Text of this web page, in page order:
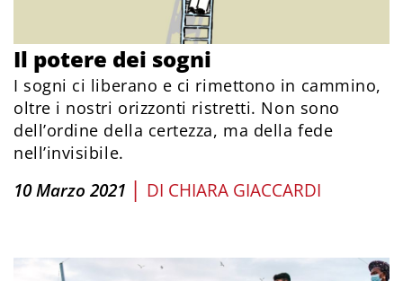
Il potere dei sogni
I sogni ci liberano e ci rimettono in cammino,
oltre i nostri orizzonti ristretti. Non sono
dell’ordine della certezza, ma della fede
nell’invisibile.
10 Marzo 2021 | DI CHIARA GIACCARDI